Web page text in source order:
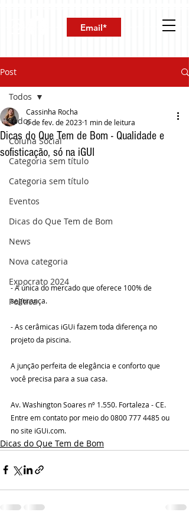
Post
Todos
Coluna Social
Categoria sem título
Categoria sem título
Eventos
Dicas do Que Tem de Bom
News
Nova categoria
Expocrato 2024
Política
Todos
Dicas do Que Tem de Bom - Qualidade e
sofisticação, só na iGUI
Cassinha Rocha
6 de fev. de 2023 1 min de leitura
- A única do mercado que oferece 100% de
segurança.
- As cerâmicas iGUi fazem toda diferença no
projeto da piscina.
A junção perfeita de elegância e conforto que
você precisa para a sua casa.
Av. Washington Soares nº 1.550. Fortaleza - CE.
Entre em contato por meio do 0800 777 4485 ou
no site iGUi.com.
Dicas do Que Tem de Bom